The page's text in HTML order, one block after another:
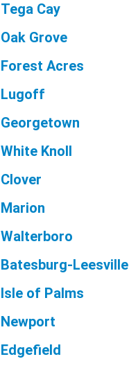
Tega Cay
Oak Grove
Forest Acres
Lugoff
Georgetown
White Knoll
Clover
Marion
Walterboro
Batesburg-Leesville
Isle of Palms
Newport
Edgefield